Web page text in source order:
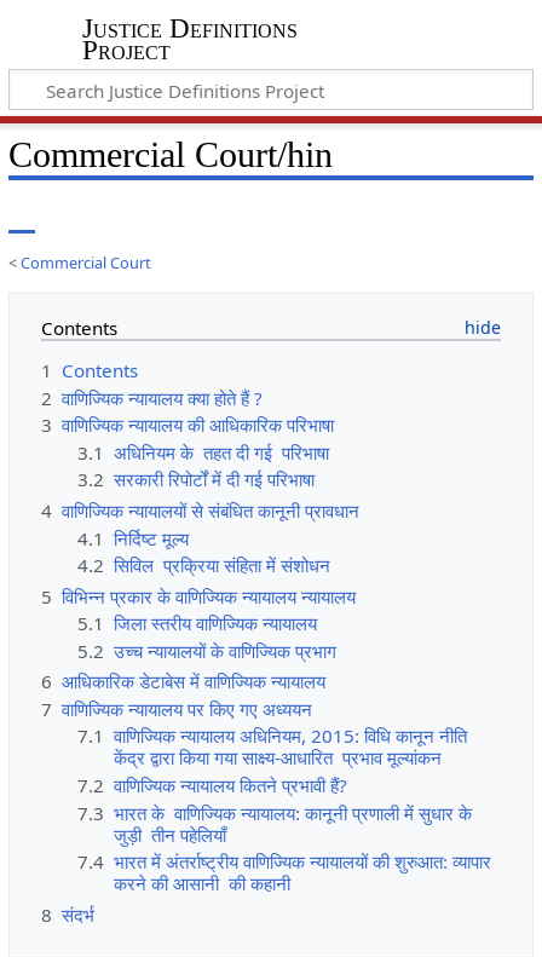
Justice Definitions
Project
Commercial Court/hin
<Commercial Court
Contents
1 Contents
2 वाणिज्यिक न्यायालय क्या होते हैं ?
3 वाणिज्यिक न्यायालय की आधिकारिक परिभाषा
3.1 अधिनियम के तहत दी गई परिभाषा
3.2 सरकारी रिपोर्टों में दी गई परिभाषा
4 वाणिज्यिक न्यायालयों से संबंधित कानूनी प्रावधान
4.1 निर्दिष्ट मूल्य
4.2 सिविल प्रक्रिया संहिता में संशोधन
5 विभिन्न प्रकार के वाणिज्यिक न्यायालय न्यायालय
5.1 जिला स्तरीय वाणिज्यिक न्यायालय
5.2 उच्च न्यायालयों के वाणिज्यिक प्रभाग
6 आधिकारिक डेटाबेस में वाणिज्यिक न्यायालय
7 वाणिज्यिक न्यायालय पर किए गए अध्ययन
7.1 वाणिज्यिक न्यायालय अधिनियम, 2015: विधि कानून नीति
केंद्र द्वारा किया गया साक्ष्य-आधारित प्रभाव मूल्यांकन
7.2 वाणिज्यिक न्यायालय कितने प्रभावी हैं?
7.3 भारत के वाणिज्यिक न्यायालय: कानूनी प्रणाली में सुधार के
जुड़ी तीन पहेलियाँ
7.4 भारत में अंतर्राष्ट्रीय वाणिज्यिक न्यायालयों की शुरुआत: व्यापार
करने की आसानी की कहानी
8 संदर्भ